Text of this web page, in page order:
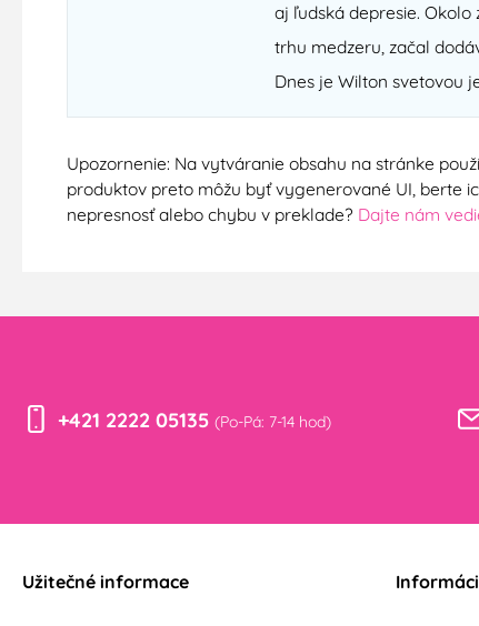
aj ľudská depresie.
trhu medzeru, začal
Dnes je Wilton svetovou
Upozornenie: Na vytváranie obsahu na stránke
produktov preto môžu byť vygenerované UI, berte
nepresnosť alebo chybu v preklade? Dajte nám
+421 2222 05135 (Po-Pá: 7-14 hod)
Užitečné informace